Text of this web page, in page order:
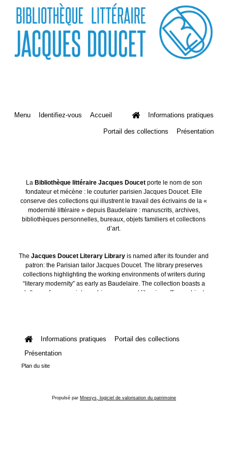
Menu Identifiez-vous Accueil Informations pratiques
Portail des collections Présentation
La Bibliothèque littéraire Jacques Doucetporte le nom de son
fondateur et mécène : le couturier parisien Jacques Doucet. Elle
conserve des collections qui illustrent le travail des écrivains de la «
modernité littéraire » depuis Baudelaire : manuscrits, archives,
bibliothèques personnelles, bureaux, objets familiers et collections
d’art.
TheJacques Doucet Literary Library is named after its founder and
patron: the Parisian tailor Jacques Doucet. The library preserves
collections highlighting the working environments of writers during
“literary modernity” as early as Baudelaire. The collection boasts a
plethora of manuscripts, archives, personal libraries, offices, objects
Informations pratiques
Portail des collections
Présentation
Plan du site
Propulsé par Mnesys, logiciel de valorisation du patrimoine